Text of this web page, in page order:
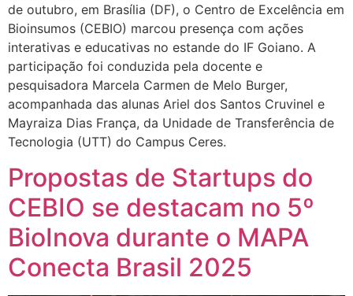
de outubro, em Brasília (DF), o Centro de Excelência em
Bioinsumos (CEBIO) marcou presença com ações
interativas e educativas no estande do IF Goiano. A
participação foi conduzida pela docente e
pesquisadora Marcela Carmen de Melo Burger,
acompanhada das alunas Ariel dos Santos Cruvinel e
Mayraiza Dias França, da Unidade de Transferência de
Tecnologia (UTT) do Campus Ceres.
Propostas de Startups do
CEBIO se destacam no 5º
BioInova durante o MAPA
Conecta Brasil 2025